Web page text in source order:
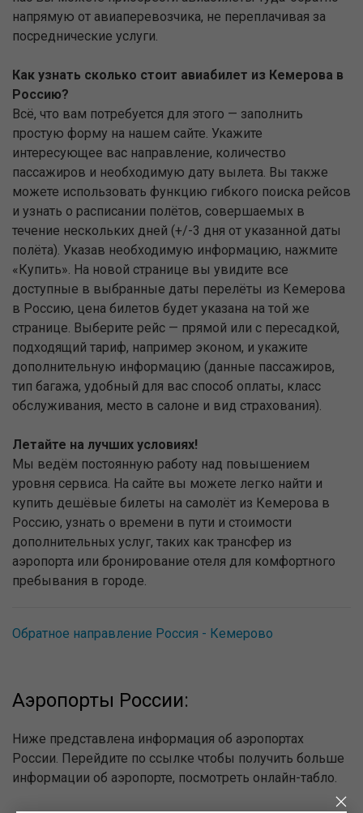
напрямую от авиаперевозчика, не переплачивая за
посреднические услуги.
Как узнать сколько стоит авиабилет из Кемерова в
Россию?
Всё, что вам потребуется для этого — заполнить
простую форму на нашем сайте. Укажите
интересующее вас направление, количество
пассажиров и необходимую дату вылета. Вы также
можете использовать функцию гибкого поиска рейсов
и узнать о расписании полётов, совершаемых в
течение нескольких дней (+/-3 дня от указанной даты
полёта). Указав необходимую информацию, нажмите
«Купить». На новой странице вы увидите все
доступные в выбранные даты перелёты из Кемерова
в Россию, цена билетов будет указана на той же
странице. Выберите рейс — прямой или с пересадкой,
подходящий тариф, например эконом, и укажите
дополнительную информацию (данные пассажиров,
тип багажа, удобный для вас способ оплаты, класс
обслуживания, место в салоне и вид страхования).
Летайте на лучших условиях!
Мы ведём постоянную работу над повышением
уровня сервиса. На сайте вы можете легко найти и
купить дешёвые билеты на самолёт из Кемерова в
Россию, узнать о времени в пути и стоимости
дополнительных услуг, таких как трансфер из
аэропорта или бронирование отеля для комфортного
пребывания в городе.
Обратное направление Россия - Кемерово
Аэропорты России:
Ниже представлена информация об аэропортах
России. Перейдите по ссылке чтобы получить больше
информации об аэропорте, посмотреть онлайн-табло.